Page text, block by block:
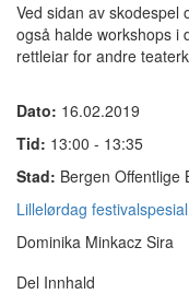
Ved sidan av skodespel
også halde workshops i
rettleiar for andre
Dato: 16.02.2019
Tid: 13:00 - 13:35
Stad: Bergen Offentlige
Lillelørdag
Dominika Minkacz Sira
Del Innhald